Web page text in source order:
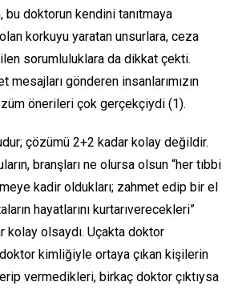
doktorun kendini tanıtmaya
korkuyu yaratan unsurlara, ceza
sorumluluklara da dikkat çekti.
mesajları gönderen insanlarımızın
önerileri çok gerçekçiydi (1).
çözümü 2+2 kadar kolay değildir.
branşları ne olursa olsun “her tıbbi
kadir oldukları; zahmet edip bir el
hayatlarını kurtarıverecekleri”
kolay olsaydı. Uçakta doktor
kimliğiyle ortaya çıkan kişilerin
vermedikleri, birkaç doktor çıktıysa